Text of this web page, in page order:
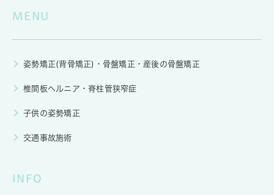
MENU
姿勢矯正(背骨矯正)・骨盤矯正・産後の骨盤矯正
椎間板ヘルニア・脊柱管狭窄症
子供の姿勢矯正
交通事故施術
INFO